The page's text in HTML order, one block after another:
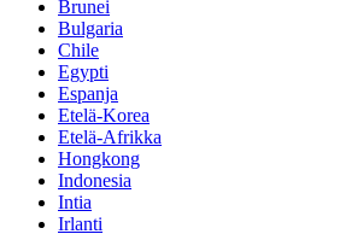
Brunei
Bulgaria
Chile
Egypti
Espanja
Etelä-Korea
Etelä-Afrikka
Hongkong
Indonesia
Intia
Irlanti